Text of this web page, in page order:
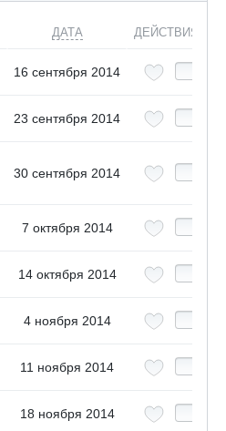
ДАТА ДЕЙСТВИЯ
16 сентября 2014
23 сентября 2014
30 сентября 2014
7 октября 2014
14 октября 2014
4 ноября 2014
11 ноября 2014
18 ноября 2014